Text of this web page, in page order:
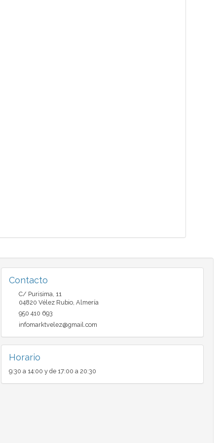
Contacto
C/ Purisima, 11
04820 Vélez Rubio, Almería
950 410 693
infomarktvelez@gmail.com
Horario
9:30 a 14:00 y de 17:00 a 20:30